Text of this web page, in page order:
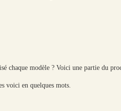
chaque modèle ? Voici une partie du
voici en quelques mots.